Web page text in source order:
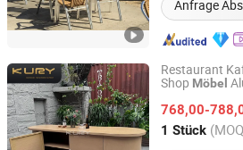
Anfrage
Restaurant
Shop Möbel
768,00-
1 Stück
Foshan Shunde Gaoang Furniture
Guangdong, China Seit